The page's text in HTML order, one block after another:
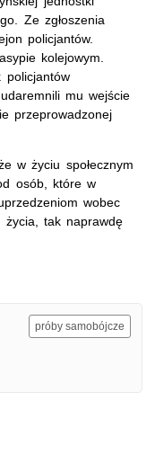
Ze zgłoszenia
policjantów.
kolejowym.
policjantów
mu wejście
przeprowadzonej
w życiu społecznym
osób, które w
wobec
tak naprawdę
próby samobójcze